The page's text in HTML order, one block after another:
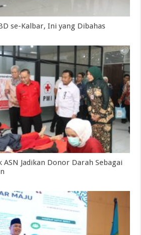
se-Kalbar, Ini yang Dibahas
ASN Jadikan Donor Darah Sebagai